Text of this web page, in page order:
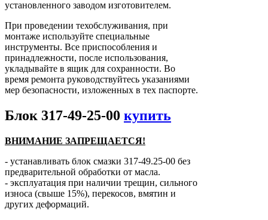
установленного заводом изготовителем.
При проведении техобслуживания, при
монтаже используйте специальные
инструменты. Все приспособления и
принадлежности, после использования,
укладывайте в ящик для сохранности. Во
время ремонта руководствуйтесь указаниями
мер безопасности, изложенных в тех паспорте.
Блок 317-49-25-00 купить
ВНИМАНИЕ ЗАПРЕЩАЕТСЯ!
- устанавливать блок смазки 317-49.25-00 без
предварительной обработки от масла.
- эксплуатация при наличии трещин, сильного
износа (свыше 15%), перекосов, вмятин и
других деформаций.